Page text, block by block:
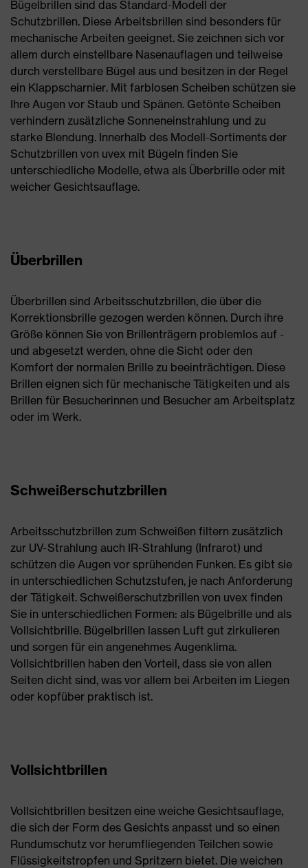
Bügelbrillen sind das Standard-Modell der
Schutzbrillen. Diese Arbeitsbrillen sind besonders für
mechanische Arbeiten geeignet. Sie zeichnen sich vor
allem durch einstellbare Nasenauflagen und teilweise
durch verstellbare Bügel aus und besitzen in der Regel
ein Klappscharnier. Mit farblosen Scheiben schützen sie
Ihre Augen vor Staub und Spänen. Getönte Scheiben
verhindern zusätzliche Sonneneinstrahlung und zu
starke Blendung. Innerhalb des Modell-Sortiments der
Schutzbrillen von uvex mit Bügeln finden Sie
unterschiedliche Modelle, etwa als Überbrille oder mit
weicher Gesichtsauflage.
Überbrillen
Überbrillen sind Arbeitsschutzbrillen, die über die
Korrektionsbrille gezogen werden können. Durch ihre
Größe können Sie von Brillenträgern problemlos auf -
und abgesetzt werden, ohne die Sicht oder den
Komfort der normalen Brille zu beeinträchtigen. Diese
Brillen eignen sich für mechanische Tätigkeiten und als
Brillen für Besucherinnen und Besucher am Arbeitsplatz
oder im Werk.
Schweißerschutzbrillen
Arbeitsschutzbrillen zum Schweißen filtern zusätzlich
zur UV-Strahlung auch IR-Strahlung (Infrarot) und
schützen die Augen vor sprühenden Funken. Es gibt sie
in unterschiedlichen Schutzstufen, je nach Anforderung
der Tätigkeit. Schweißerschutzbrillen von uvex finden
Sie in unterschiedlichen Formen: als Bügelbrille und als
Vollsichtbrille. Bügelbrillen lassen Luft gut zirkulieren
und sorgen für ein angenehmes Augenklima.
Vollsichtbrillen haben den Vorteil, dass sie von allen
Seiten dicht sind, was vor allem bei Arbeiten im Liegen
oder kopfüber praktisch ist.
Vollsichtbrillen
Vollsichtbrillen besitzen eine weiche Gesichtsauflage,
die sich der Form des Gesichts anpasst und so einen
Rundumschutz vor herumfliegenden Teilchen sowie
Flüssigkeitstropfen und Spritzern bietet. Die weichen